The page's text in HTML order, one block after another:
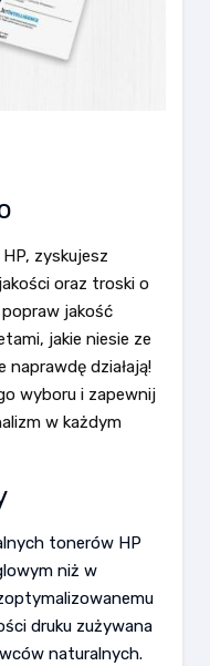
zyskujesz
oraz troski o
jakość
jakie niesie ze
działają!
wyboru i zapewnij
w każdym
tonerów HP
niż w
druku zużywana
naturalnych.